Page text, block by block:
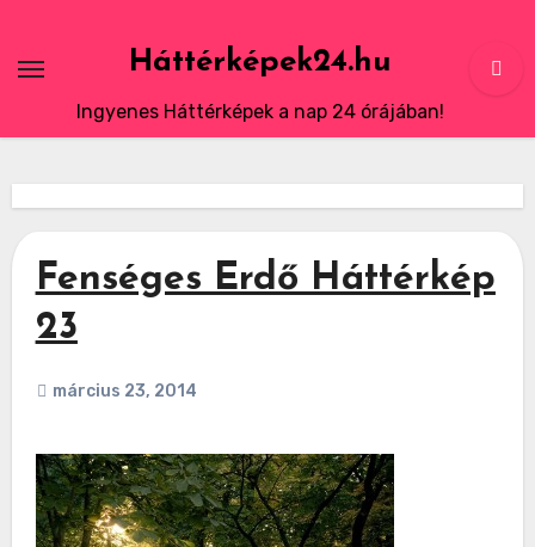
content
Háttérképek24.hu
Ingyenes Háttérképek a nap 24 órájában!
Fenséges Erdő Háttérkép
23
március 23, 2014